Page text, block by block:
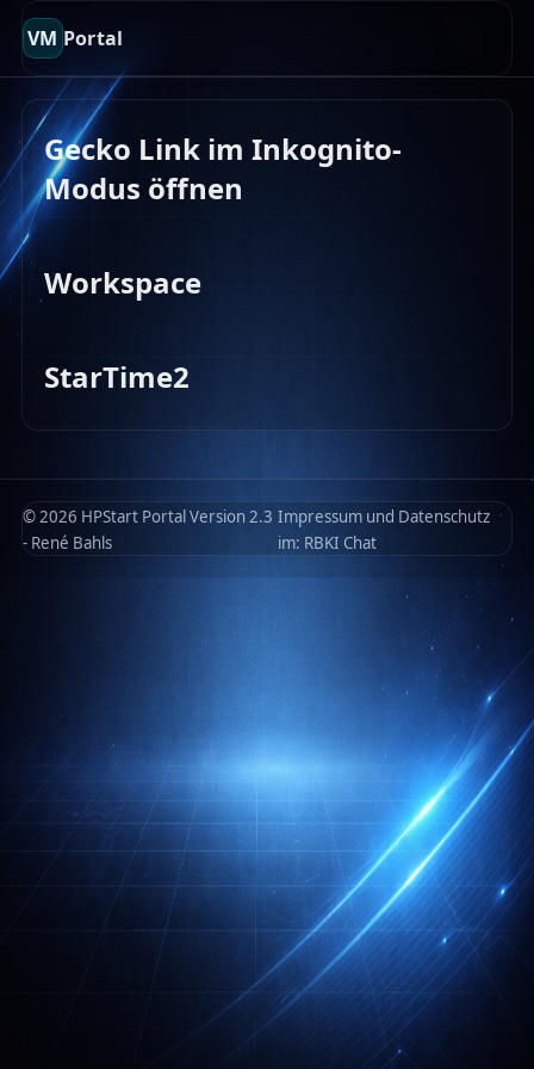
VM Portal
Gecko Link im Inkognito-
Modus öffnen
Workspace
StarTime2
© 2026 HPStart Portal Version 2.3
- René Bahls
Impressum und Datenschutz
im: RBKI Chat